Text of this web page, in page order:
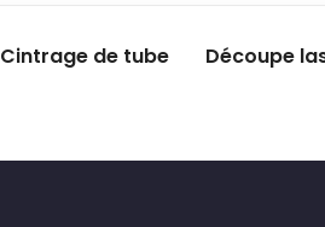
Cintrage de tube Découpe